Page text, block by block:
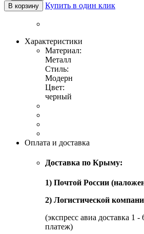
В корзину Купить в один клик
Характеристики
Материал:
Металл
Стиль:
Модерн
Цвет:
черный
Оплата и доставка
Доставка по Крыму:
1) Почтой России
2) Логистической
(экспресс авиа доставка 1
платеж)